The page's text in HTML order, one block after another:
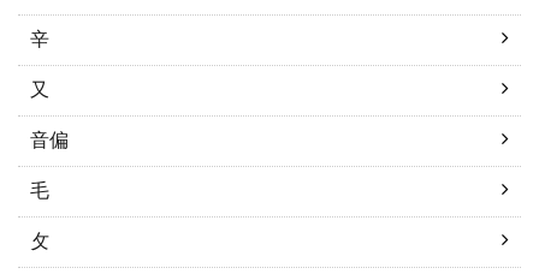
辛
又
音偏
毛
攵